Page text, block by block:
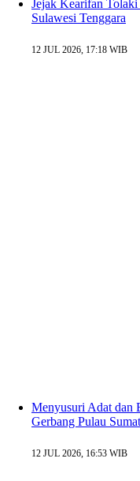
Jejak Kearifan Tolaki
Sulawesi Tenggara
12 JUL 2026, 17:18 WIB
Menyusuri Adat dan
Gerbang Pulau
12 JUL 2026, 16:53 WIB